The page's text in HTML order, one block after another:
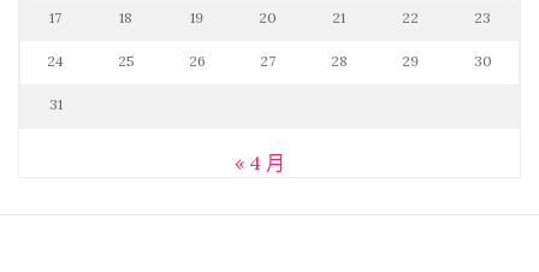
17 18 19 20 21 22 23
24 25 26 27 28 29 30
31
« 4 月